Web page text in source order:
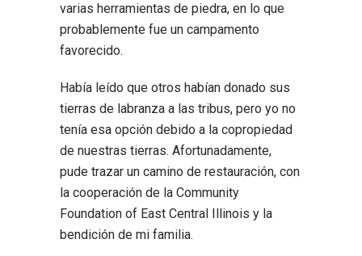
varias herramientas de piedra, en lo que
probablemente fue un campamento
favorecido.
Había leído que otros habían donado sus
tierras de labranza a las tribus, pero yo no
tenía esa opción debido a la copropiedad
de nuestras tierras. Afortunadamente,
pude trazar un camino de restauración, con
la cooperación de la Community
Foundation of East Central Illinois y la
bendición de mi familia.